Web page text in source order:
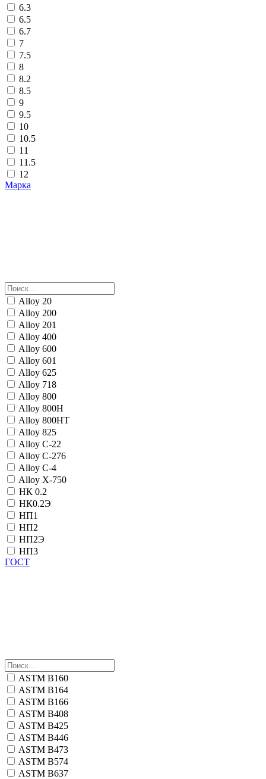
6.3
6.5
6.7
7
7.5
8
8.2
8.5
9
9.5
10
10.5
11
11.5
12
Марка
Alloy 20
Alloy 200
Alloy 201
Alloy 400
Alloy 600
Alloy 601
Alloy 625
Alloy 718
Alloy 800
Alloy 800H
Alloy 800HT
Alloy 825
Alloy C-22
Alloy C-276
Alloy C-4
Alloy X-750
НК 0.2
НК0.2Э
НП1
НП2
НП2Э
НП3
ГОСТ
ASTM B160
ASTM B164
ASTM B166
ASTM B408
ASTM B425
ASTM B446
ASTM B473
ASTM B574
ASTM B637